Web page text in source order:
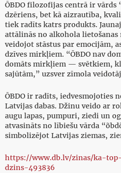
ŌBDO filozofijas centrā ir
dzēriens, bet kā aizrautība,
tiek radīts katrs produkts.
attālinās no alkohola lietošanas
veidojot stāstus par emocijām,
dzīves mirkļiem. “ŌBDO nav
domāts mirkļiem — svētkiem,
sajūtām,” uzsver zīmola
ŌBDO ir radīts, iedvesmojoties
Latvijas dabas. Džinu veido ar
augu lapas, pumpuri, ziedi un
atvasināts no lībiešu vārda
simbolizējot Latvijas ziemas,
https://www.db.lv/zinas/ka-
dzins-493836